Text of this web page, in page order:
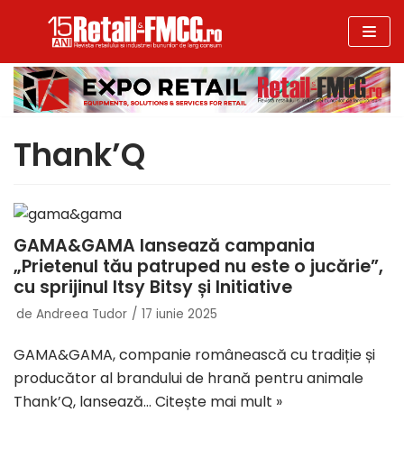
la
conținut
Thank’Q
GAMA&GAMA lansează campania
„Prietenul tău patruped nu este o jucărie”,
cu sprijinul Itsy Bitsy și Initiative
de Andreea Tudor 17 iunie 2025
GAMA&GAMA, companie românească cu tradiție și
producător al brandului de hrană pentru animale
Thank’Q, lansează… Citește mai mult »